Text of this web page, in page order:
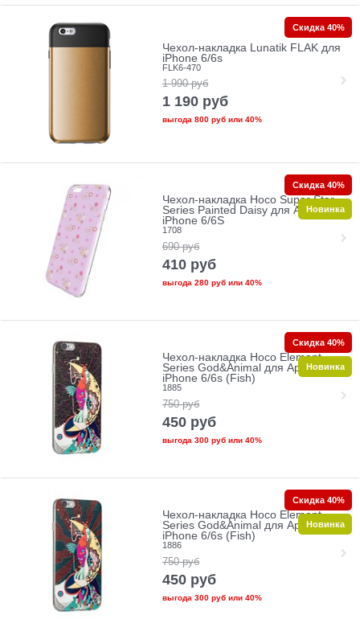
Чехол-накладка Lunatik FLAK для
iPhone 6/6s
FLK6-470
1 990 руб
1 190 руб
выгода 800 рубили 40%
Скидка 40%
Чехол-накладка Hoco Super Star
Series Painted Daisy для Apple
iPhone 6/6S
1708
690 руб
410 руб
выгода 280 рубили 40%
Скидка 40%
Новинка
Чехол-накладка Hoco Element
Series God&Animal для Apple
iPhone 6/6s (Fish)
1885
750 руб
450 руб
выгода 300 рубили 40%
Скидка 40%
Новинка
Чехол-накладка Hoco Element
Series God&Animal для Apple
iPhone 6/6s (Fish)
1886
750 руб
450 руб
выгода 300 рубили 40%
Скидка 40%
Новинка